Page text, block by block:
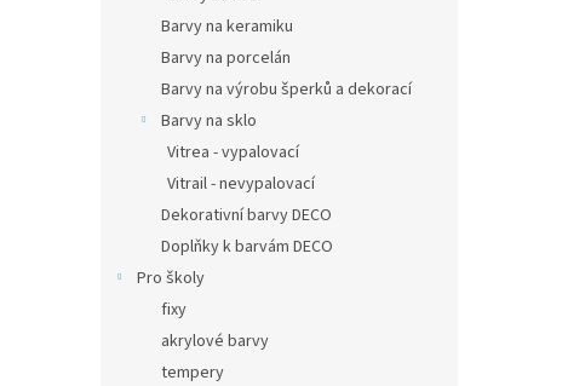
Barvy na keramiku
Barvy na porcelán
Barvy na výrobu šperků a dekorací
Barvy na sklo
Vitrea - vypalovací
Vitrail - nevypalovací
Dekorativní barvy DECO
Doplňky k barvám DECO
Pro školy
fixy
akrylové barvy
tempery